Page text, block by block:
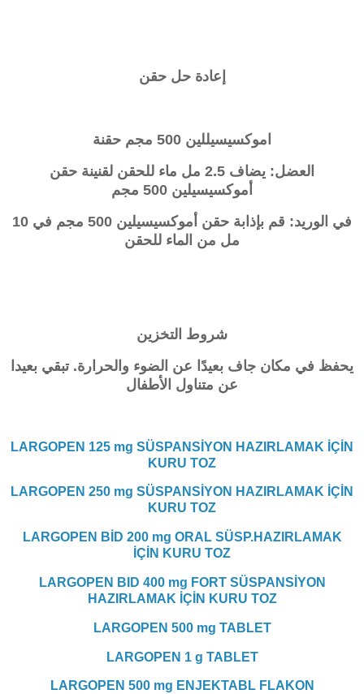
إعادة حل حقن
اموكسيسيللين 500 مجم حقنة
العضل: يضاف 2.5 مل ماء للحقن لقنينة حقن
أموكسيسيلين 500 مجم
في الوريد: قم بإذابة حقن أموكسيسيلين 500 مجم في 10
مل من الماء للحقن
شروط التخزين
يحفظ في مكان جاف بعيدًا عن الضوء والحرارة. تبقي بعيدا
عن متناول الأطفال
LARGOPEN 125 mg SÜSPANSİYON HAZIRLAMAK İÇİN
KURU TOZ
LARGOPEN 250 mg SÜSPANSİYON HAZIRLAMAK İÇİN
KURU TOZ
LARGOPEN BİD 200 mg ORAL SÜSP.HAZIRLAMAK
İÇİN KURU TOZ
LARGOPEN BID 400 mg FORT SÜSPANSİYON
HAZIRLAMAK İÇİN KURU TOZ
LARGOPEN 500 mg TABLET
LARGOPEN 1 g TABLET
LARGOPEN 500 mg ENJEKTABL FLAKON